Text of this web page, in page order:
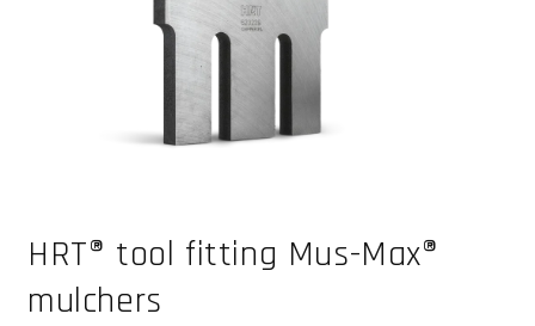
1
w
modalnym
HRT® tool fitting Mus-Max®
mulchers